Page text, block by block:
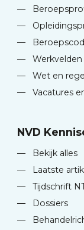
—
—
—
—
Werkvelden
—
Wet en
—
Vacatures
NVD
—
Bekijk alles
—
Laatste
—
Tijdschrift
—
Dossiers
—